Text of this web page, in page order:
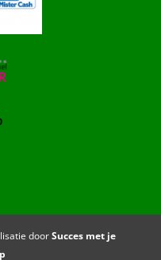
doorSucces met je